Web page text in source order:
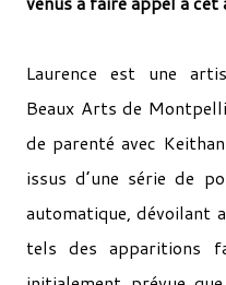
Laurence est une
Beaux ­Arts de
de parenté avec
issus d’une série de
automatique, dévoilant
tels des apparitions